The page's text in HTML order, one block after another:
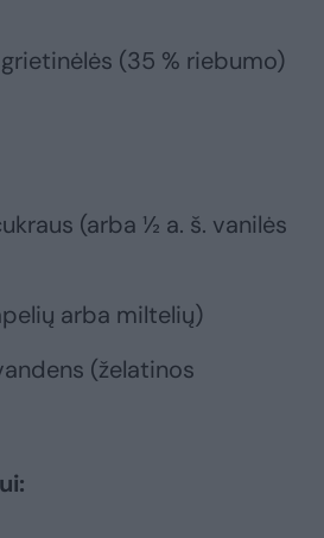
(35 % riebumo)
(arba ½ a. š. vanilės
arba miltelių)
(želatinos